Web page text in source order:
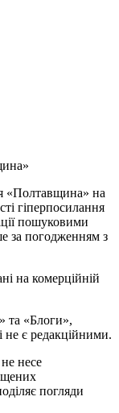
«Полтавщина» на
гіперпосилання
пошуковими
за погодженням з
на комерційній
та «Блоги»,
не є редакційними.
несе
погляди